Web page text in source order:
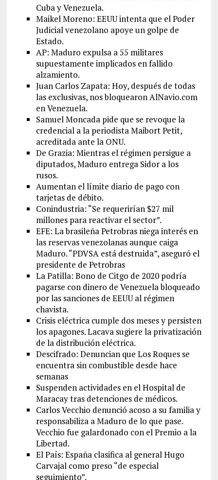
Cuba y Venezuela.
Maikel Moreno: EEUU intenta que el Poder
Judicial venezolano apoye un golpe de
Estado.
AP: Maduro expulsa a 55 militares
supuestamente implicados en fallido
alzamiento.
Juan Carlos Zapata: Hoy, después de todas
las exclusivas, nos bloquearon AlNavio.com
en Venezuela.
Samuel Moncada pide que se revoque la
credencial a la periodista Maibort Petit,
acreditada ante la ONU.
De Grazia: Mientras el régimen persigue a
diputados, Maduro entrega Sidor a los
rusos.
Aumentan el límite diario de pago con
tarjetas de débito.
Conindustria: “Se requerirían $27 mil
millones para reactivar el sector”.
EFE: La brasileña Petrobras niega interés en
las reservas venezolanas aunque caiga
Maduro. “PDVSA está destruida”, aseguró el
presidente de Petrobras
La Patilla: Bono de Citgo de 2020 podría
pagarse con dinero de Venezuela bloqueado
por las sanciones de EEUU al régimen
chavista.
Crisis eléctrica cumple dos meses y persisten
los apagones. Lacava sugiere la privatización
de la distribución eléctrica.
Descifrado: Denuncian que Los Roques se
encuentra sin combustible desde hace
semanas
Suspenden actividades en el Hospital de
Maracay tras detenciones de médicos.
Carlos Vecchio denunció acoso a su familia y
responsabiliza a Maduro de lo que pase.
Vecchio fue galardonado con el Premio a la
Libertad.
El País: España clasifica al general Hugo
Carvajal como preso “de especial
seguimiento”.